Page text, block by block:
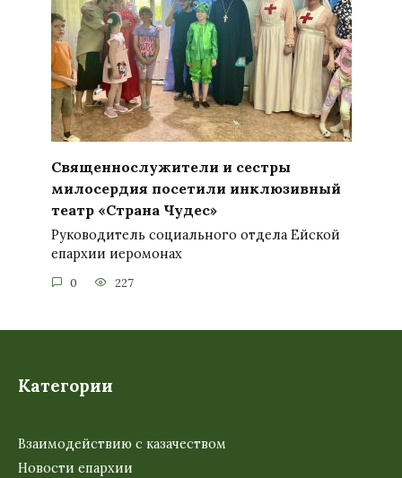
Священнослужители и сестры
милосердия посетили инклюзивный
театр «Страна Чудес»
Руководитель социального отдела Ейской
епархии иеромонах
0 227
Категории
Взаимодействию с казачеством
Новости епархии